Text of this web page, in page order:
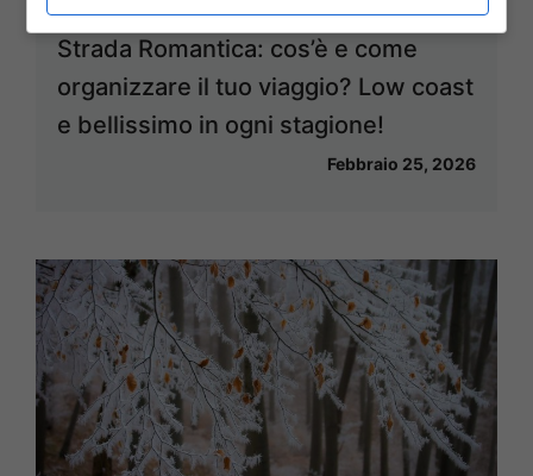
Strada Romantica: cos’è e come
organizzare il tuo viaggio? Low coast
e bellissimo in ogni stagione!
Febbraio 25, 2026